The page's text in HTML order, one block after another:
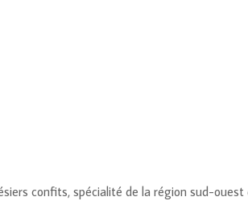
confits, spécialité de la région sud-ouest